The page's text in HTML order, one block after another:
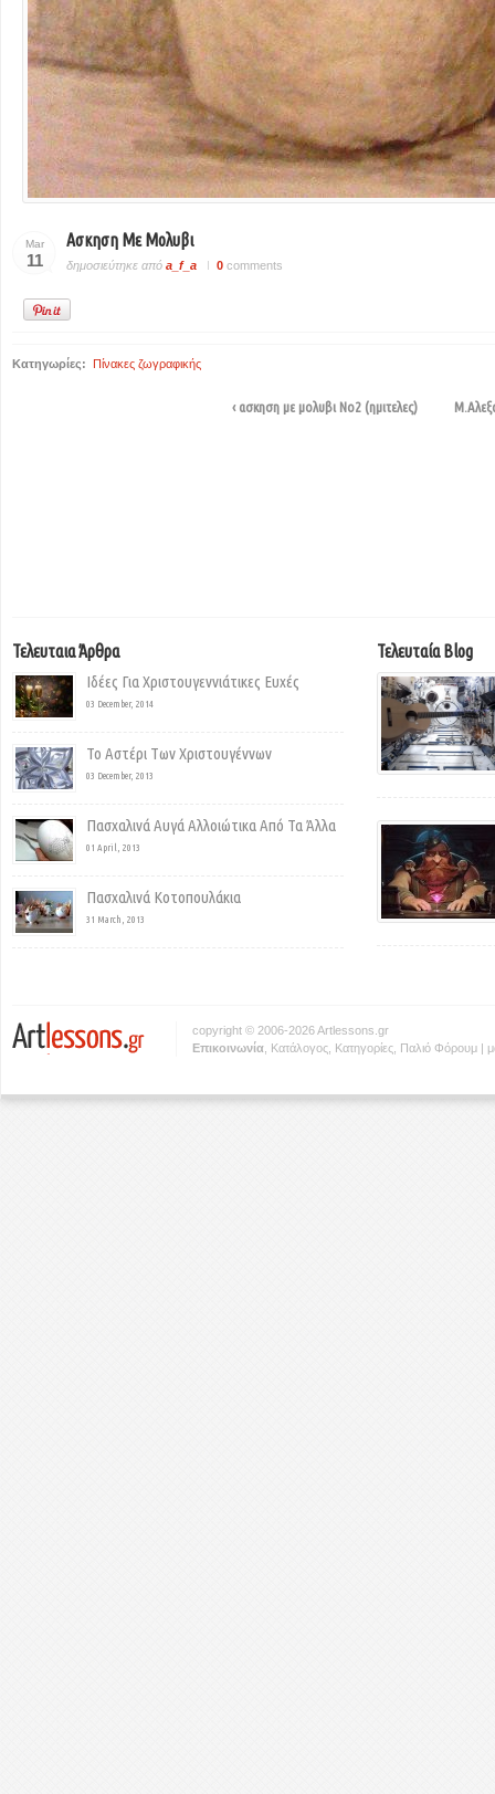
Mar
11
Ασκηση Με Μολυβι
δημοσιεύτηκε από a_f_a 0 comments
Κατηγωρίες: Πίνακες ζωγραφικής
‹ ασκηση με μολυβι Νο2 (ημιτελες)
Τελευταια Άρθρα
Ιδέες Για Χριστουγεννιάτικες Ευχές
03 December, 2014
Το Αστέρι Των Χριστουγέννων
03 December, 2013
Πασχαλινά Αυγά Αλλοιώτικα Από Τα Άλλα
01 April, 2013
Πασχαλινά Κοτοπουλάκια
31 March, 2013
Τελευταία Blog
copyright © 2006-2026 Artlessons.gr
Eπικοινωνία Κατάλογος Κατηγορίες Παλιό Φόρουμ |